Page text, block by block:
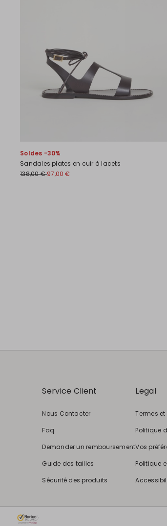
Soldes -30%
Sandales plates en cuir à lacets
138,00 €97,00 €
Service Client
Nous Contacter
Faq
Demander un remboursement
Guide des tailles
Sécurité des produits
Legal
Termes
Politique
Vos
Politique